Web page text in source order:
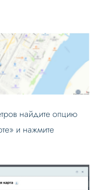
найдите опцию
и нажмите